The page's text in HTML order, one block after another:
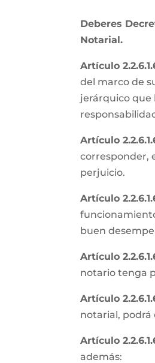
Deberes
Notarial.
Artículo
del marco de
jerárquico que
Artículo
corresponder,
perjuicio.
Artículo
buen
Artículo
notario tenga
Artículo
notarial, podrá
Artículo
además: